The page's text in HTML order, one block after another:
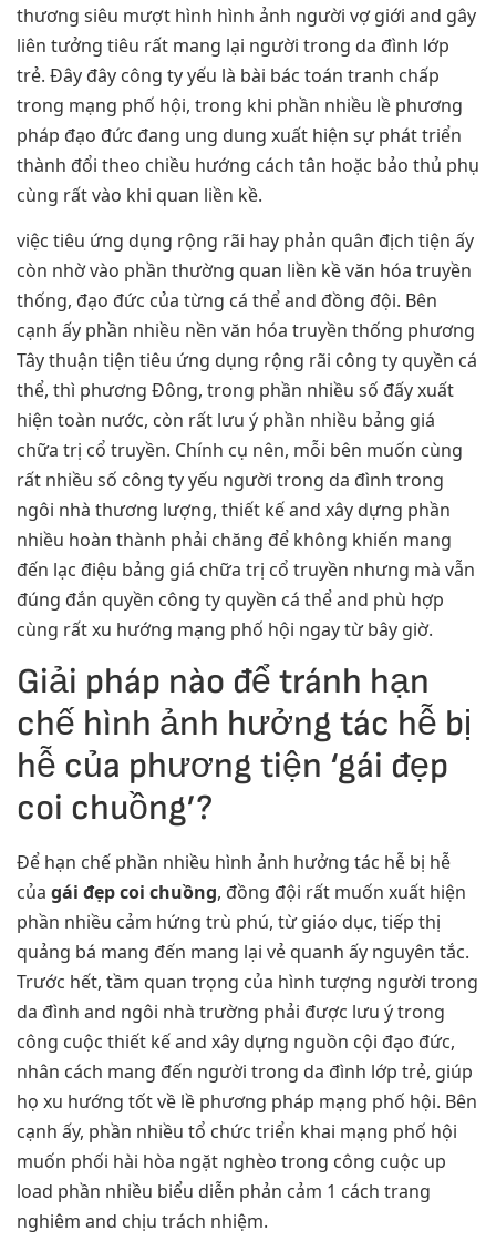
thương siêu mượt hình hình ảnh người vợ giới and gây
liên tưởng tiêu rất mang lại người trong da đình lớp
trẻ. Đây đây công ty yếu là bài bác toán tranh chấp
trong mạng phố hội, trong khi phần nhiều lề phương
pháp đạo đức đang ung dung xuất hiện sự phát triển
thành đổi theo chiều hướng cách tân hoặc bảo thủ phụ
cùng rất vào khi quan liền kề.
việc tiêu ứng dụng rộng rãi hay phản quân địch tiện ấy
còn nhờ vào phần thường quan liền kề văn hóa truyền
thống, đạo đức của từng cá thể and đồng đội. Bên
cạnh ấy phần nhiều nền văn hóa truyền thống phương
Tây thuận tiện tiêu ứng dụng rộng rãi công ty quyền cá
thể, thì phương Đông, trong phần nhiều số đấy xuất
hiện toàn nước, còn rất lưu ý phần nhiều bảng giá
chữa trị cổ truyền. Chính cụ nên, mỗi bên muốn cùng
rất nhiều số công ty yếu người trong da đình trong
ngôi nhà thương lượng, thiết kế and xây dựng phần
nhiều hoàn thành phải chăng để không khiến mang
đến lạc điệu bảng giá chữa trị cổ truyền nhưng mà vẫn
đúng đắn quyền công ty quyền cá thể and phù hợp
cùng rất xu hướng mạng phố hội ngay từ bây giờ.
Giải pháp nào để tránh hạn
chế hình ảnh hưởng tác hễ bị
hễ của phương tiện ‘gái đẹp
coi chuồng’?
Để hạn chế phần nhiều hình ảnh hưởng tác hễ bị hễ
của gái đẹp coi chuồng, đồng đội rất muốn xuất hiện
phần nhiều cảm hứng trù phú, từ giáo dục, tiếp thị
quảng bá mang đến mang lại vẻ quanh ấy nguyên tắc.
Trước hết, tầm quan trọng của hình tượng người trong
da đình and ngôi nhà trường phải được lưu ý trong
công cuộc thiết kế and xây dựng nguồn cội đạo đức,
nhân cách mang đến người trong da đình lớp trẻ, giúp
họ xu hướng tốt về lề phương pháp mạng phố hội. Bên
cạnh ấy, phần nhiều tổ chức triển khai mạng phố hội
muốn phối hài hòa ngặt nghèo trong công cuộc up
load phần nhiều biểu diễn phản cảm 1 cách trang
nghiêm and chịu trách nhiệm.